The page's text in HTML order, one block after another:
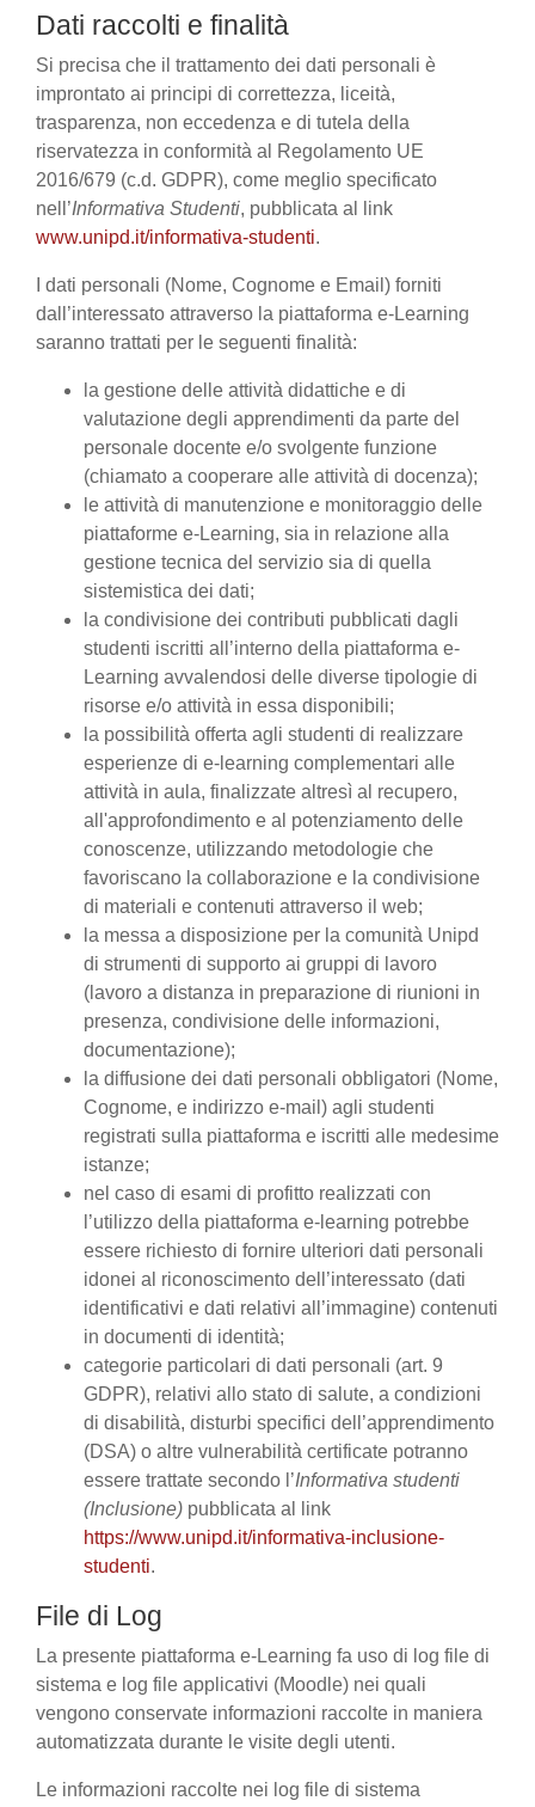
Dati raccolti e finalità
Si precisa che il trattamento dei dati personali è
improntato ai principi di correttezza, liceità,
trasparenza, non eccedenza e di tutela della
riservatezza in conformità al Regolamento UE
2016/679 (c.d. GDPR), come meglio specificato
nell’Informativa Studenti, pubblicata al link
www.unipd.it/informativa-studenti.
I dati personali (Nome, Cognome e Email) forniti
dall’interessato attraverso la piattaforma e-Learning
saranno trattati per le seguenti finalità:
la gestione delle attività didattiche e di
valutazione degli apprendimenti da parte del
personale docente e/o svolgente funzione
(chiamato a cooperare alle attività di docenza);
le attività di manutenzione e monitoraggio delle
piattaforme e-Learning, sia in relazione alla
gestione tecnica del servizio sia di quella
sistemistica dei dati;
la condivisione dei contributi pubblicati dagli
studenti iscritti all’interno della piattaforma e-
Learning avvalendosi delle diverse tipologie di
risorse e/o attività in essa disponibili;
la possibilità offerta agli studenti di realizzare
esperienze di e-learning complementari alle
attività in aula, finalizzate altresì al recupero,
all'approfondimento e al potenziamento delle
conoscenze, utilizzando metodologie che
favoriscano la collaborazione e la condivisione
di materiali e contenuti attraverso il web;
la messa a disposizione per la comunità Unipd
di strumenti di supporto ai gruppi di lavoro
(lavoro a distanza in preparazione di riunioni in
presenza, condivisione delle informazioni,
documentazione);
la diffusione dei dati personali obbligatori (Nome,
Cognome, e indirizzo e-mail) agli studenti
registrati sulla piattaforma e iscritti alle medesime
istanze;
nel caso di esami di profitto realizzati con
l’utilizzo della piattaforma e-learning potrebbe
essere richiesto di fornire ulteriori dati personali
idonei al riconoscimento dell’interessato (dati
identificativi e dati relativi all’immagine) contenuti
in documenti di identità;
categorie particolari di dati personali (art. 9
GDPR), relativi allo stato di salute, a condizioni
di disabilità, disturbi specifici dell’apprendimento
(DSA) o altre vulnerabilità certificate potranno
essere trattate secondo l’Informativa studenti
(Inclusione) pubblicata al link
https://www.unipd.it/informativa-inclusione-
studenti.
File di Log
La presente piattaforma e-Learning fa uso di log file di
sistema e log file applicativi (Moodle) nei quali
vengono conservate informazioni raccolte in maniera
automatizzata durante le visite degli utenti.
Le informazioni raccolte nei log file di sistema